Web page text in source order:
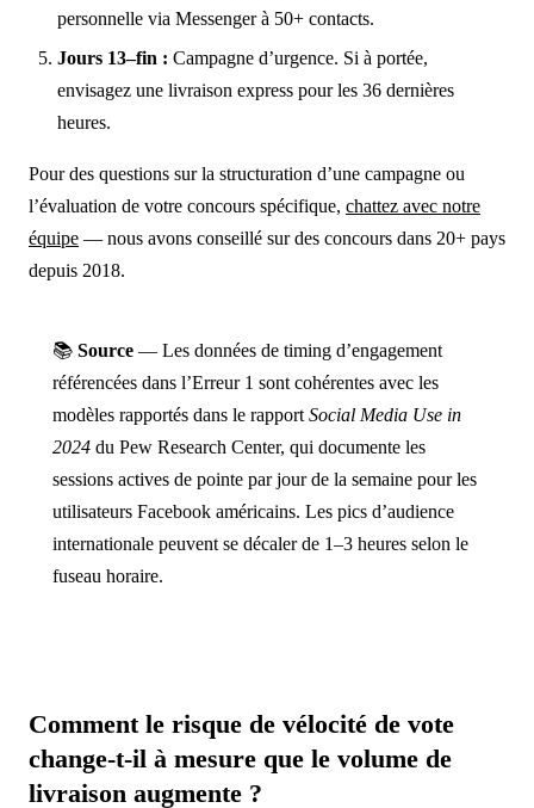
personnelle via Messenger à 50+ contacts.
Jours 13–fin : Campagne d’urgence. Si à portée,
envisagez une livraison express pour les 36 dernières
heures.
Pour des questions sur la structuration d’une campagne ou
l’évaluation de votre concours spécifique, chattez avec notre
équipe — nous avons conseillé sur des concours dans 20+ pays
depuis 2018.
📚 Source — Les données de timing d’engagement
référencées dans l’Erreur 1 sont cohérentes avec les
modèles rapportés dans le rapport Social Media Use in
2024 du Pew Research Center, qui documente les
sessions actives de pointe par jour de la semaine pour les
utilisateurs Facebook américains. Les pics d’audience
internationale peuvent se décaler de 1–3 heures selon le
fuseau horaire.
Comment le risque de vélocité de vote
change-t-il à mesure que le volume de
livraison augmente ?